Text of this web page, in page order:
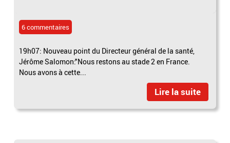
6 commentaires
19h07: Nouveau point du Directeur général de la santé,
Jérôme Salomon:"Nous restons au stade 2 en France.
Nous avons à cette...
Lire la suite